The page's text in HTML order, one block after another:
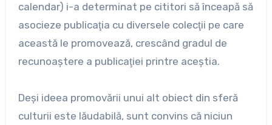
calendar) i-a determinat pe cititori să înceapă să
asocieze publicaţia cu diversele colecţii pe care
această le promovează, crescând gradul de
recunoaştere a publicaţiei printre aceştia.
Deşi ideea promovării unui alt obiect din sferă
culturii este lăudabilă, sunt convins că niciun